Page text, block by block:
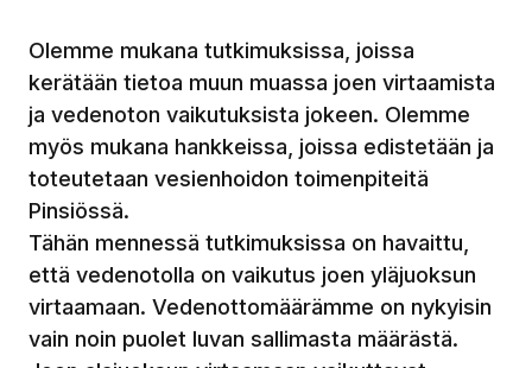
Olemme mukana tutkimuksissa, joissa
kerätään tietoa muun muassa joen virtaamista
ja vedenoton vaikutuksista jokeen. Olemme
myös mukana hankkeissa, joissa edistetään ja
toteutetaan vesienhoidon toimenpiteitä
Pinsiössä.
Tähän mennessä tutkimuksissa on havaittu,
että vedenotolla on vaikutus joen yläjuoksun
virtaamaan. Vedenottomäärämme on nykyisin
vain noin puolet luvan sallimasta määrästä.